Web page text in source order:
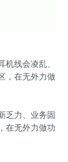
机线会凌乱、
，在无外力做
乏力、业务固
在无外力做功